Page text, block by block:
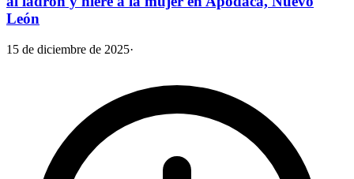
León
15 de diciembre de 2025·